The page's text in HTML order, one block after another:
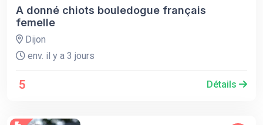
A donné chiots bouledogue français
femelle
Dijon
env. il y a 3 jours
5 Détails